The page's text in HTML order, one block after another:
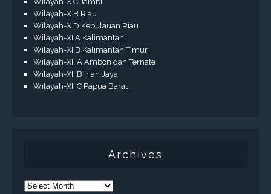
Wilayah-X B Riau
Wilayah-X D Kepulauan Riau
Wilayah-XI A Kalimantan
Wilayah-XI B Kalimantan Timur
Wilayah-XII A Ambon dan Ternate
Wilayah-XII B Irian Jaya
Wilayah-XII C Papua Barat
Archives